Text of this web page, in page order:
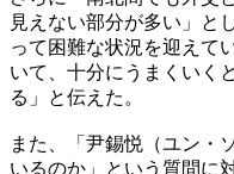
見えない部分が多い」と
って困難な状況を迎えて
いて、十分にうまくいく
る」と伝えた。
また、「尹錫悦（ユン・
いるのか」という質問に